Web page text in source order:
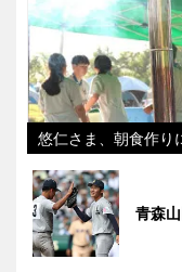
悠仁さま、朝食作り
青森